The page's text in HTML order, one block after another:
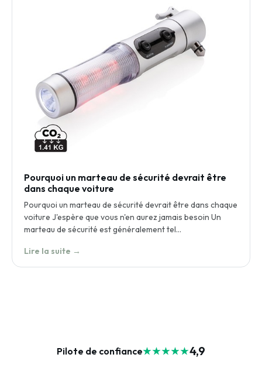
Pourquoi un marteau de sécurité devrait être
dans chaque voiture
Pourquoi un marteau de sécurité devrait être dans chaque
voiture J'espère que vous n'en aurez jamais besoin Un
marteau de sécurité est généralement tel…
Lire la suite →
Pilote de confiance★★★★★4,9